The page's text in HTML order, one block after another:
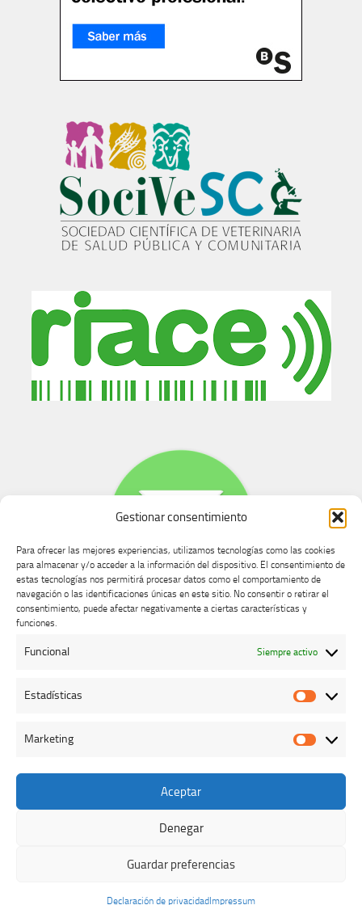
Gestionar consentimiento
Para ofrecer las mejores experiencias, utilizamos tecnologías como las cookies
para almacenar y/o acceder a la información del dispositivo. El consentimiento de
estas tecnologías nos permitirá procesar datos como el comportamiento de
navegación o las identificaciones únicas en este sitio. No consentir o retirar el
consentimiento, puede afectar negativamente a ciertas características y
funciones.
Funcional Siempre activo
Estadísticas
Marketing
Aceptar
Denegar
Guardar preferencias
Declaración de privacidad Impressum
Buzón de dudas, quejas y sugerencias
Colegio Oficial de Veterinarios de Cáceres © 2026. Todos los